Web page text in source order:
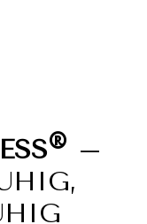
® –